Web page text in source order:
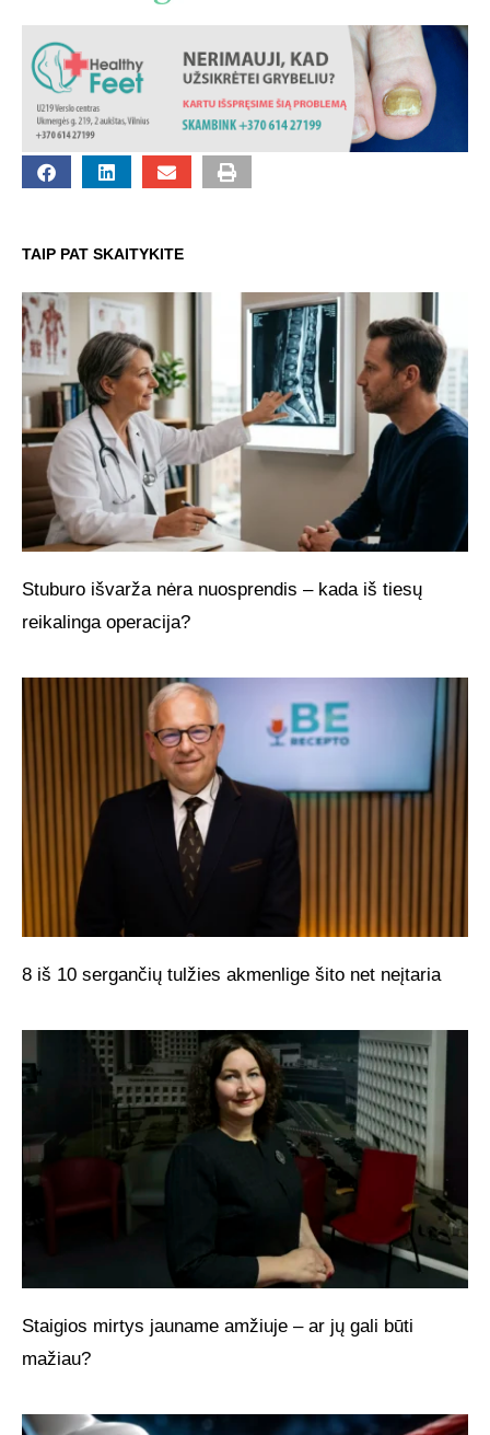
TAIP PAT SKAITYKITE
Stuburo išvarža nėra nuosprendis – kada iš tiesų
reikalinga operacija?
8 iš 10 sergančių tulžies akmenlige šito net neįtaria
Staigios mirtys jauname amžiuje – ar jų gali būti
mažiau?